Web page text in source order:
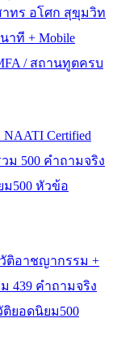
ทร อโศก สุขุมวิท
าที + Mobile
/ สถานทูตครบ
Certified
วม 500 คำถามจริง
ม500 หัวข้อ
ติอาชญากรรม +
439 คำถามจริง
ติยอดนิยม500